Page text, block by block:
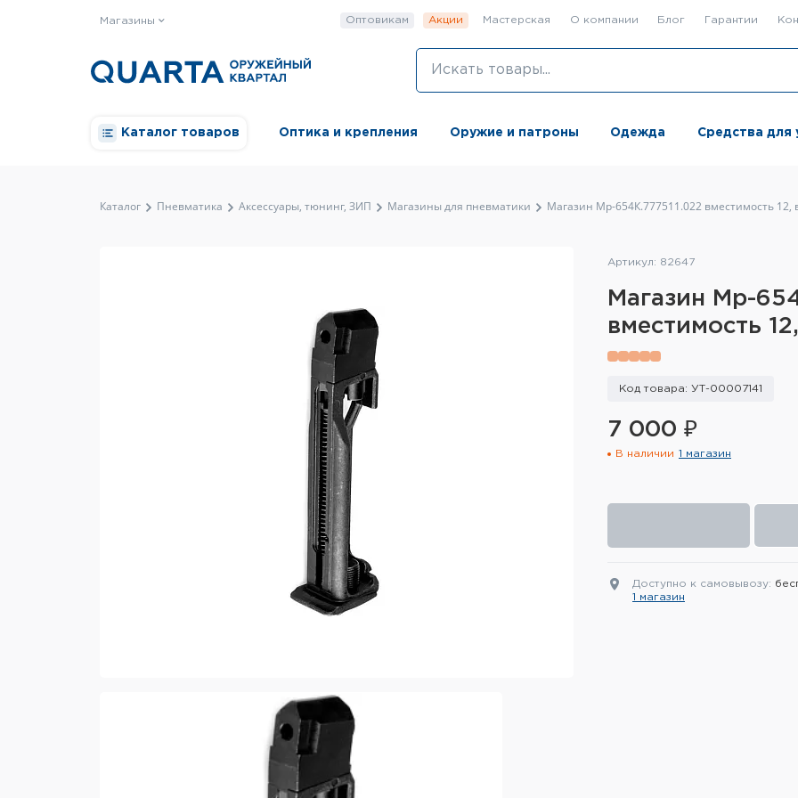
Магазины Оптовикам Акции Мастерская О компании Блог Гарантии
Каталог товаров Оптика и крепления Оружие и патроны Одежда Средства для
Каталог Пневматика Аксессуары, тюнинг, ЗИП Магазины для пневматики Магазин Мр-654К.777511.022 вместимость 12,
Артикул: 82647
Магазин Мр-
вместимость
Код товара: УТ-00007141
7 000 ₽
В наличии 1 магазин
Доступно к самовывозу:
1 магазин